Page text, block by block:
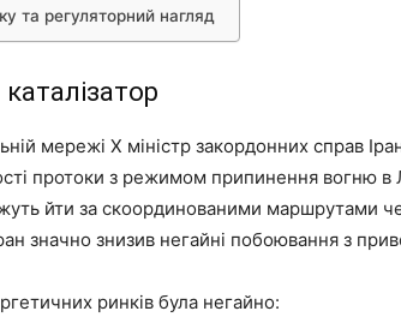
та регуляторний нагляд
мережі X міністр закордонних справ
протоки з режимом припинення вогню в
йти за скоординованими маршрутами
значно знизив негайні побоювання з
ринків була негайно: